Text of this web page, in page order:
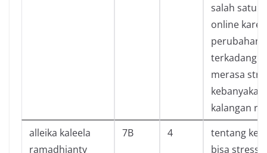
salah
online
perubahan
terkadang
merasa
kalangan
alleika kaleela
ramadhianty
7B 4
tentang
bisa stress